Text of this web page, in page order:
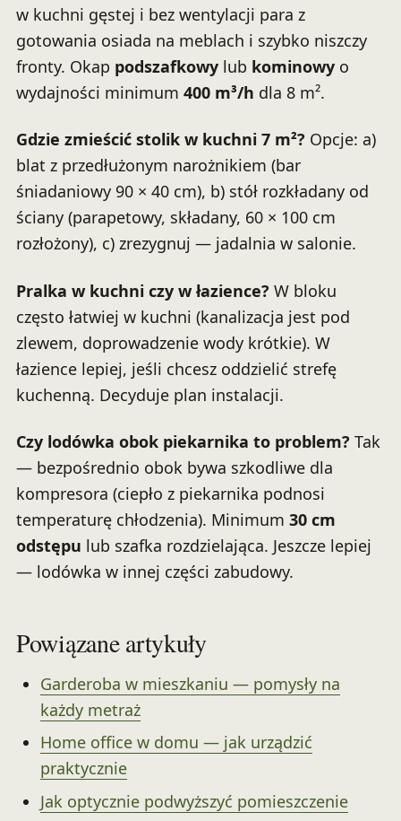
w kuchni gęstej i bez wentylacji para z
gotowania osiada na meblach i szybko niszczy
fronty. Okap podszafkowylub kominowyo
wydajności minimum 400 m³/h dla 8 m².
Gdzie zmieścić stolik w kuchni 7 m²? Opcje: a)
blat z przedłużonym narożnikiem (bar
śniadaniowy 90 × 40 cm), b) stół rozkładany od
ściany (parapetowy, składany, 60 × 100 cm
rozłożony), c) zrezygnuj — jadalnia w salonie.
Pralka w kuchni czy w łazience? W bloku
często łatwiej w kuchni (kanalizacja jest pod
zlewem, doprowadzenie wody krótkie). W
łazience lepiej, jeśli chcesz oddzielić strefę
kuchenną. Decyduje plan instalacji.
Czy lodówka obok piekarnika to problem? Tak
— bezpośrednio obok bywa szkodliwe dla
kompresora (ciepło z piekarnika podnosi
temperaturę chłodzenia). Minimum 30 cm
odstępu lub szafka rozdzielająca. Jeszcze lepiej
— lodówka w innej części zabudowy.
Powiązane artykuły
Garderoba w mieszkaniu — pomysły na
każdy metraż
Home office w domu — jak urządzić
praktycznie
Jak optycznie podwyższyć pomieszczenie